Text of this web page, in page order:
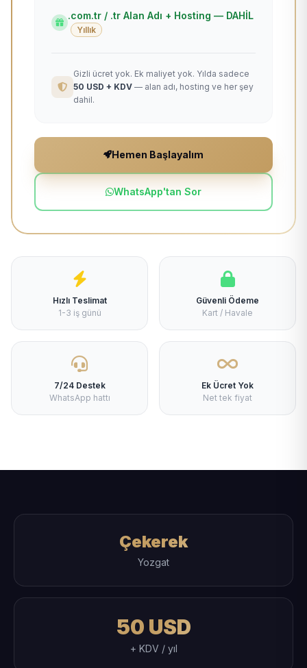
.com.tr / .tr Alan Adı + Hosting — DAHİL
Yıllık
Gizli ücret yok. Ek maliyet yok. Yılda sadece
50 USD + KDV — alan adı, hosting ve her şey
dahil.
Hemen Başlayalım
WhatsApp'tan Sor
Hızlı Teslimat
1-3 iş günü
Güvenli Ödeme
Kart / Havale
7/24 Destek
WhatsApp hattı
Ek Ücret Yok
Net tek fiyat
Çekerek
Yozgat
50 USD
+ KDV / yıl